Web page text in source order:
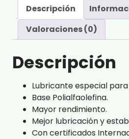
Descripción
Valoraciones (0)
Descripción
Lubricante especial
Base Polialfaolefina.
Mayor rendimiento.
Mejor lubricación y
Con certificados